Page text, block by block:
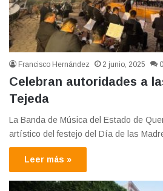
Francisco Hernández 2 junio, 2025 0
Celebran autoridades a
Tejeda
La Banda de Música del Estado de
artístico del festejo del Día de las
Leer más »